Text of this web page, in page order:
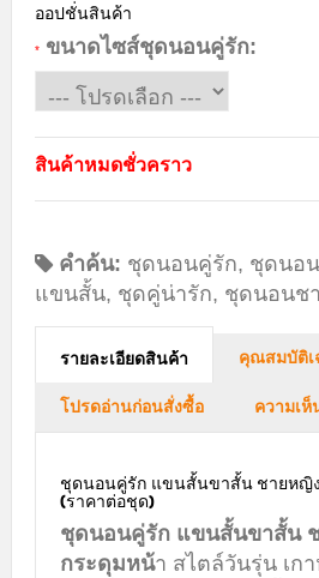
ออปชั่นสินค้า
* ขนาดไซส์ชุดนอนคู่รัก:
สินค้าหมดชั่วคราว
คำค้น: ชุดนอนคู่รัก, ชุดนอ
แขนสั้น, ชุดคู่น่ารัก, ชุดนอนช
รายละเอียดสินค้า คุณสมบัติเ
โปรดอ่านก่อนสั่งซื้อ ความเห็
ชุดนอนคู่รัก แขนสั้นขาสั้น ชายหญิง
(ราคาต่อชุด)
ชุดนอนคู่รัก แขนสั้นขาสั้น
กระดุมหน้า สไตล์วันรุ่น เก